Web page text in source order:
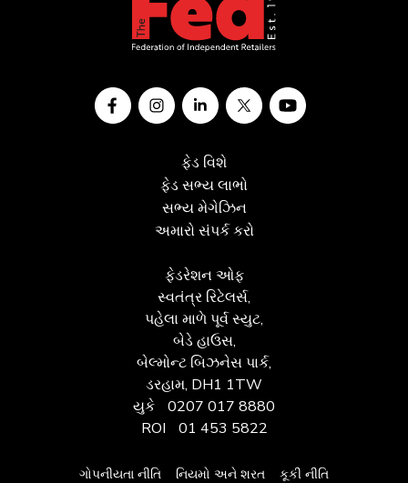
ફેડ વિશે
ફેડ સભ્ય લાભો
સભ્ય મેગેઝિન
અમારો સંપર્ક કરો
ફેડરેશન ઓફ
સ્વતંત્ર રિટેલર્સ,
પહેલા માળે પૂર્વ સ્યુટ,
બેડે હાઉસ,
બેલ્મોન્ટ બિઝનેસ પાર્ક,
ડરહામ, DH1 1TW
યુકે
0207 017 8880
ROI
01 453 5822
ગોપનીયતા નીતિ નિયમો અને શરત કૂકી નીતિ